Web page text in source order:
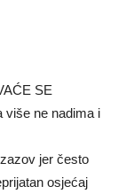
SE
više ne nadima i
jer često
osjećaj